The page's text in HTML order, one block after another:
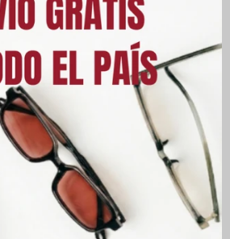
y Devoluciones
Medios de pago
Características
Descripción